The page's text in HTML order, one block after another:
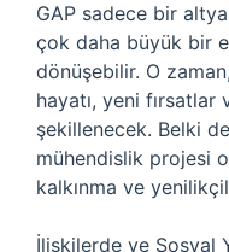
GAP sadece bir
çok daha büyük bir
dönüşebilir. O
hayatı, yeni fırsatlar
şekillenecek. Belki
mühendislik projesi
kalkınma ve
İlişkilerde ve Sosyal